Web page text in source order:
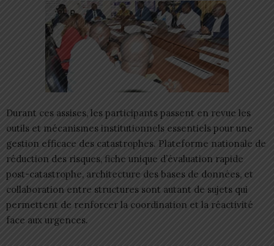
Durant ces assises, les participants passent en revue les
outils et mécanismes institutionnels essentiels pour une
gestion efficace des catastrophes. Plateforme nationale de
réduction des risques, fiche unique d’évaluation rapide
post-catastrophe, architecture des bases de données, et
collaboration entre structures sont autant de sujets qui
permettent de renforcer la coordination et la réactivité
face aux urgences.